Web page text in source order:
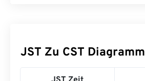
JST Zu CST Diagramm